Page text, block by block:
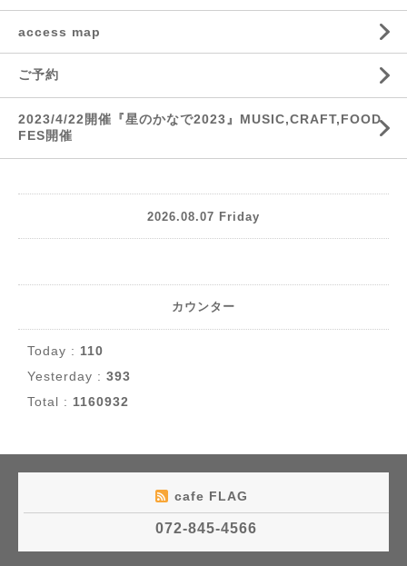
access map
ご予約
2023/4/22開催『星のかなで2023』MUSIC,CRAFT,FOOD
FES開催
2026.08.07 Friday
カウンター
Today : 110
Yesterday : 393
Total : 1160932
cafe FLAG
072-845-4566